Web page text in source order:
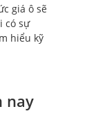
giá ô sẽ
có sự
hiểu kỹ
nay